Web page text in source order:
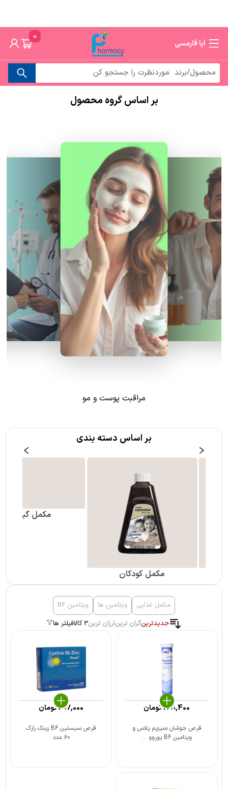
آپا فارمسی
0
بر اساس گروه محصول
مراقبت پوست و مو
بر اساس دسته بندی
مکمل کودکان
مکمل گیاهی
مکمل غذایی ویتامین ها
ویتامین B6
جدیدترینگران ترینارزان ترین3 کالا فیلتر ها
قرص جوشان منیزیم پلاس و
ویتامین B6 یوروو ...
268,400تومان
قرص سیستین B6 زینک رازک
۶۰ عدد
297,000تومان